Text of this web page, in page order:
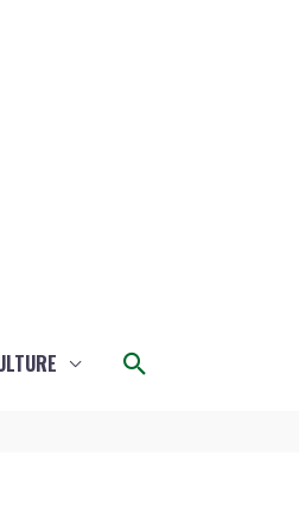
Rechercher